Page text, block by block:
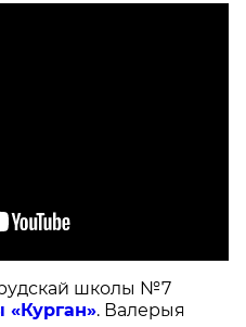
школы №7
«Курган». Валерыя